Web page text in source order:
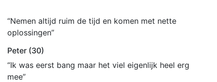
“Nemen altijd ruim de tijd en komen met nette
oplossingen”
Peter (30)
“Ik was eerst bang maar het viel eigenlijk heel erg
mee”